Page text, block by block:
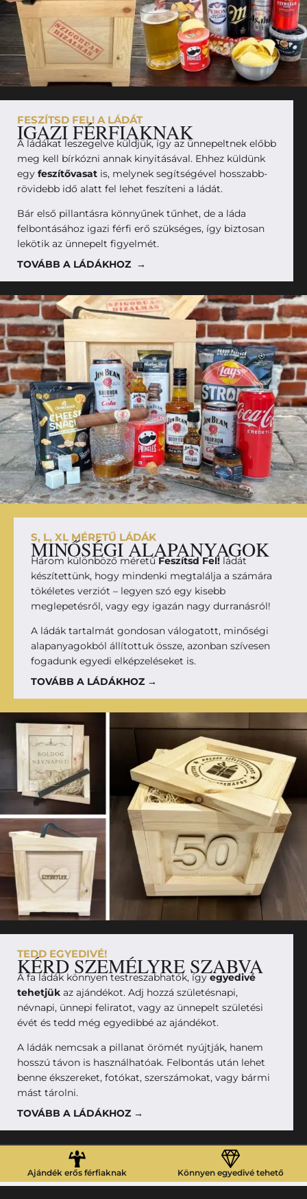
FESZÍTSD FEL! A LÁDÁT
IGAZI FÉRFIAKNAK
A ládákat leszegelve küldjük, így az ünnepeltnek előbb
meg kell bírkózni annak kinyitásával. Ehhez küldünk
egy feszítővasat is, melynek segítségével hosszabb-
rövidebb idő alatt fel lehet feszíteni a ládát.
Bár első pillantásra könnyűnek tűnhet, de a láda
felbontásához igazi férfi erő szükséges, így biztosan
lekötik az ünnepelt figyelmét.
TOVÁBB A LÁDÁKHOZ →
S, L, XL MÉRETŰ LÁDÁK
MINŐSÉGI ALAPANYAGOK
Három különböző méretűFeszítsd Fel! ládát
készítettünk, hogy mindenki megtalálja a számára
tökéletes verziót – legyen szó egy kisebb
meglepetésről, vagy egy igazán nagy durranásról!
A ládák tartalmát gondosan válogatott, minőségi
alapanyagokból állítottuk össze, azonban szívesen
fogadunk egyedi elképzeléseket is.
TOVÁBB A LÁDÁKHOZ →
TEDD EGYEDIVÉ!
KÉRD SZEMÉLYRE SZABVA
A fa ládák könnyen testreszabhatók, ígyegyedivé
tehetjük az ajándékot. Adj hozzá születésnapi,
névnapi, ünnepi feliratot, vagy az ünnepelt születési
évét és tedd még egyedibbé az ajándékot.
A ládák nemcsak a pillanat örömét nyújtják, hanem
hosszú távon is használhatóak. Felbontás után lehet
benne ékszereket, fotókat, szerszámokat, vagy bármi
mást tárolni.
TOVÁBB A LÁDÁKHOZ →
Ajándék erős férfiaknak Könnyen egyedivé tehető